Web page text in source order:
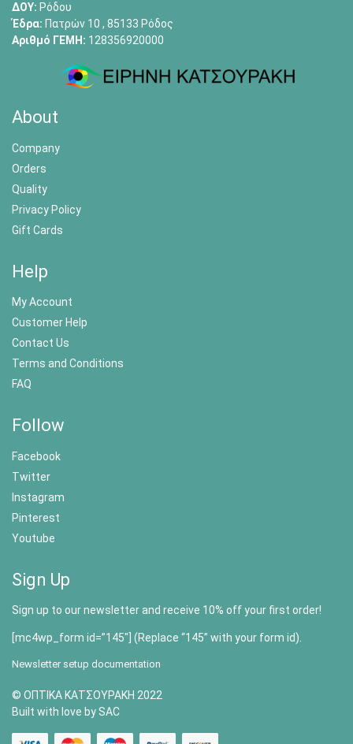
ΔΟΥ: Ρόδου
Έδρα: Πατρών 10 , 85133 Ρόδος
Αριθμό ΓΕΜΗ: 128356920000
About
Company
Orders
Quality
Privacy Policy
Gift Cards
Help
My Account
Customer Help
Contact Us
Terms and Conditions
FAQ
Follow
Facebook
Twitter
Instagram
Pinterest
Youtube
Sign Up
Sign up to our newsletter and receive 10% off your first order!
[mc4wp_form id=”145″] (Replace “145” with your form id).
Newsletter setup documentation
© ΟΠΤΙΚΑ ΚΑΤΣΟΥΡΑΚΗ 2022
Built with love by SAC